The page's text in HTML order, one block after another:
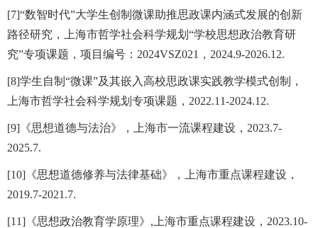
[7]“数智时代”大学生创制微课助推思政课内涵式发展的创新
路径研究，上海市哲学社会科学规划“学校思想政治教育研
究”专项课题，项目编号：2024VSZ021，2024.9-2026.12.
[8]学生自制“微课”及其嵌入高校思政课实践教学模式创制，
上海市哲学社会科学规划专项课题，2022.11-2024.12.
[9]《思想道德与法治》，上海市一流课程建设，2023.7-
2025.7.
[10]《思想道德修养与法律基础》，上海市重点课程建设，
2019.7-2021.7.
[11]《思想政治教育学原理》,上海市重点课程建设，2023.10-